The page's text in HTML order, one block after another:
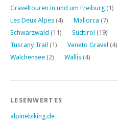
Graveltouren in und um Freiburg (1)
Les Deux Alpes (4) Mallorca (7)
Schwarzwald (11) Südtirol (19)
Tuscany Trail (1) Veneto Gravel (4)
Walchensee (2) Wallis (4)
LESENWERTES
alpinebiking.de